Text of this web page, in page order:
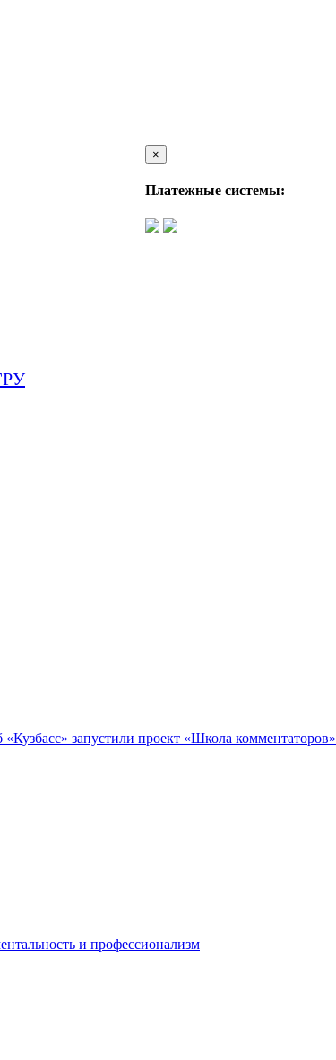
×
Платежные системы:
запустили проект «Школа комментаторов»
и профессионализм